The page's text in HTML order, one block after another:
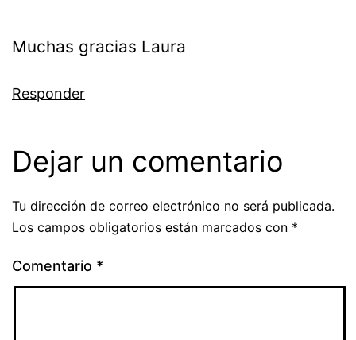
Muchas gracias Laura
Responder
Dejar un comentario
Tu dirección de correo electrónico no será publicada.
Los campos obligatorios están marcados con *
Comentario *